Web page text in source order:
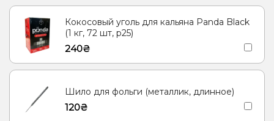
Виноград, Слива, Энергетик Ананас, Апельсин, Манго
Барбарис, Вишня/Черешня, Сакура
Кокосовый уголь для кальяна Panda Black
(1 кг, 72 шт, р25)
240₴
Шило для фольги (металлик, длинное)
120₴